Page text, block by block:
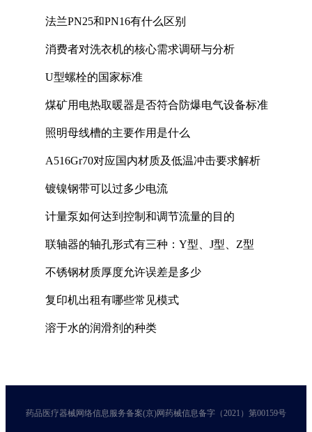
法兰PN25和PN16有什么区别
消费者对洗衣机的核心需求调研与分析
U型螺栓的国家标准
煤矿用电热取暖器是否符合防爆电气设备标准
照明母线槽的主要作用是什么
A516Gr70对应国内材质及低温冲击要求解析
镀镍钢带可以过多少电流
计量泵如何达到控制和调节流量的目的
联轴器的轴孔形式有三种：Y型、J型、Z型
不锈钢材质厚度允许误差是多少
复印机出租有哪些常见模式
溶于水的润滑剂的种类
药品医疗器械网络信息服务备案(京)网药械信息备字（2021）第00159号